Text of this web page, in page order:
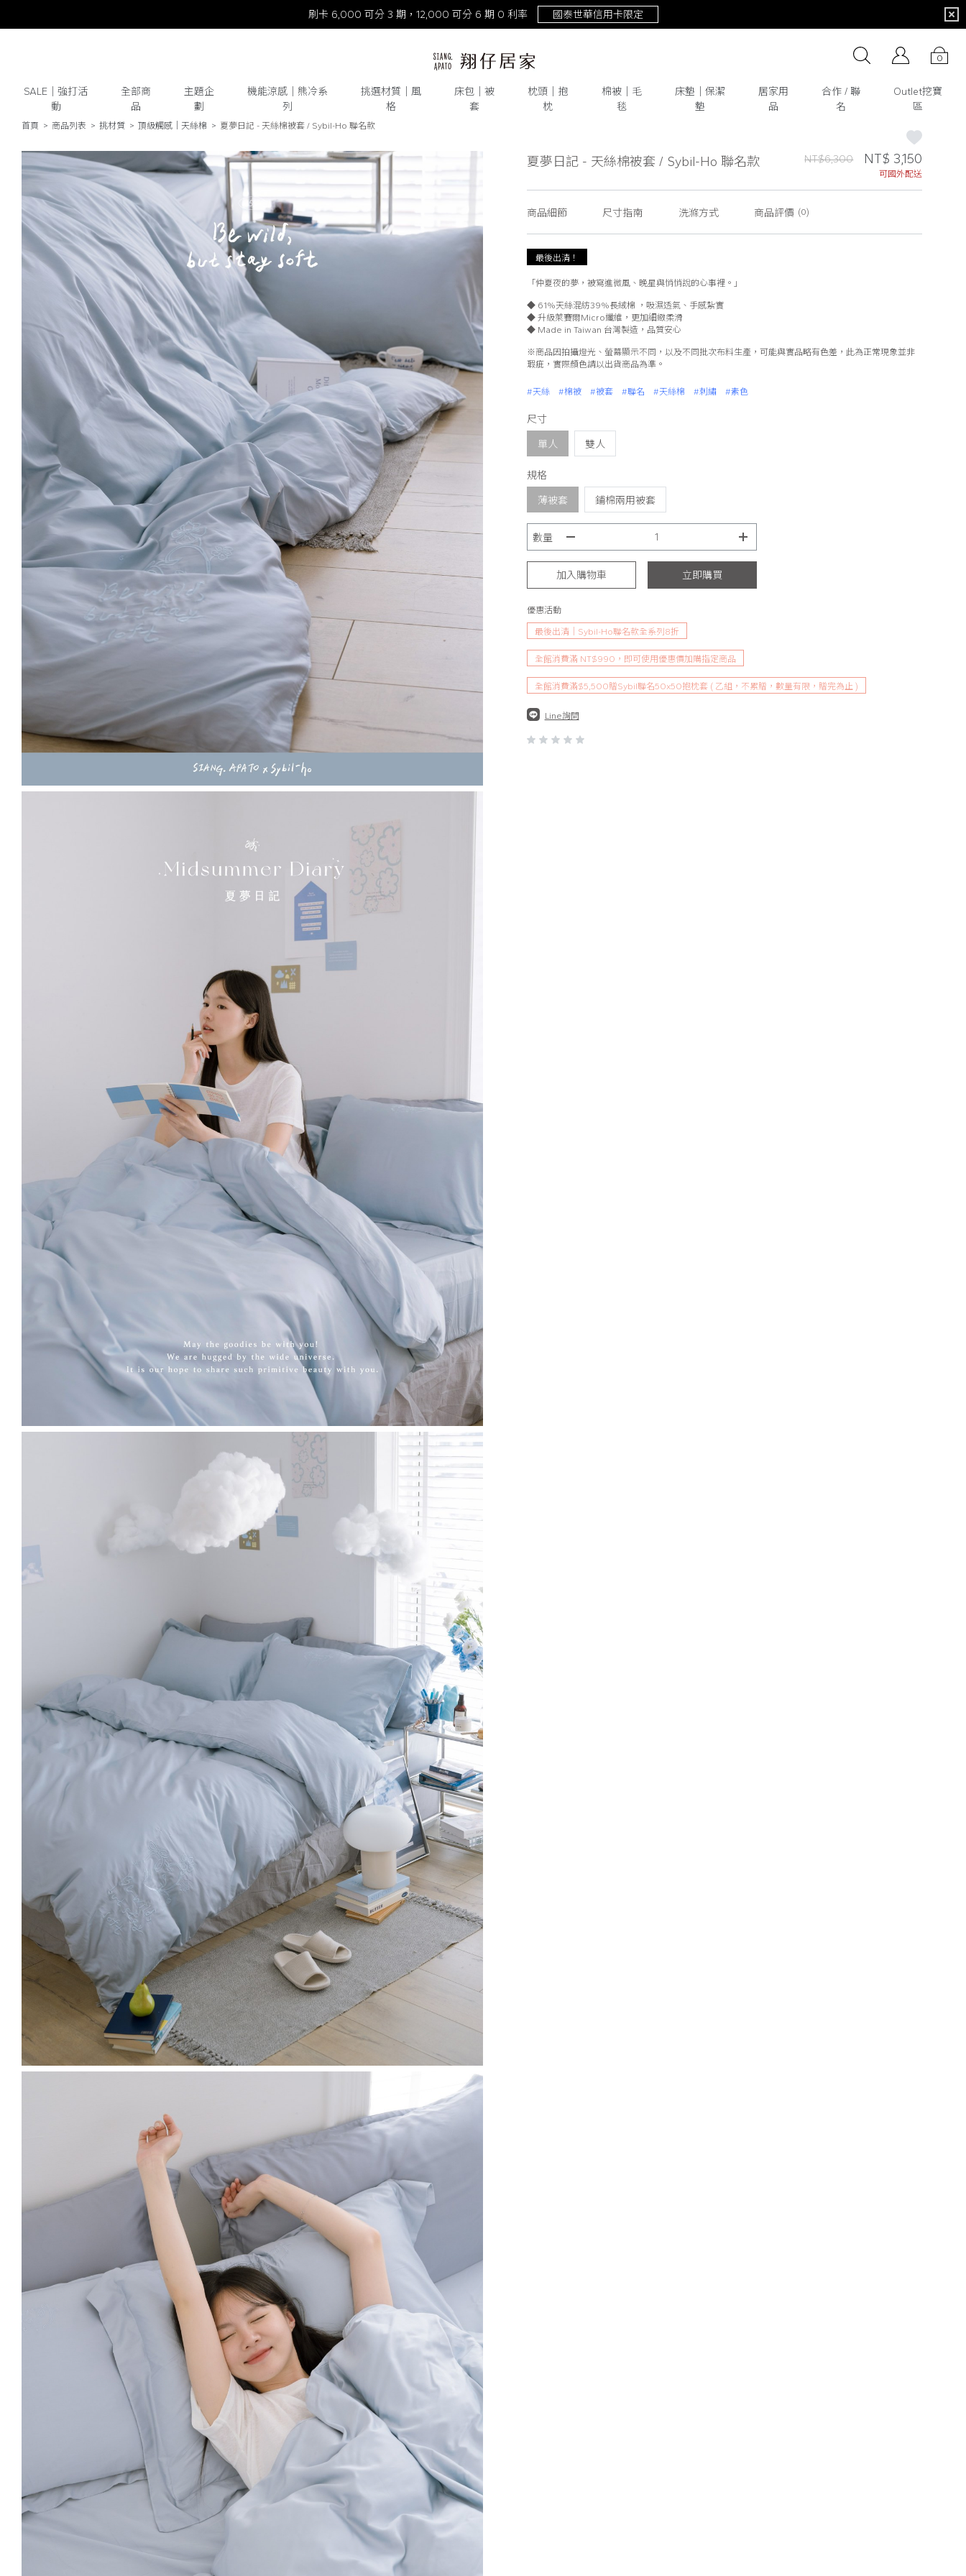
NEW！激涼熊冷。重磅回歸 去年銷量破萬件！
0
SALE｜強打活
動
全部商
品
主題企
劃
機能涼感｜熊冷系
列
挑選材質│風
格
床包│被
套
枕頭│抱
枕
棉被│毛
毯
床墊│保潔
墊
居家用
品
合作 / 聯
名
Outlet挖寶
區
首頁 商品列表 挑材質 頂級觸感│天絲棉 夏夢日記 - 天絲棉被套 / Sybil-Ho 聯名款
夏夢日記 - 天絲棉被套 / Sybil-Ho 聯名款 NT$6,300 NT$ 3,150
可國外配送
最後出清！
「仲夏夜的夢，被寫進微風、晚星與悄悄說的心事裡。」
◆ 61%天絲混紡39%長絨棉 ，吸濕透氣、手感紮實
◆ 升級萊賽爾Micro纖維，更加細緻柔滑
◆ Made in Taiwan 台灣製造，品質安心
※商品因拍攝燈光、螢幕顯示不同，以及不同批次布料生產，可能與實品略有色差，此為正常現象並非
瑕疵，實際顏色請以出貨商品為準。
#天絲 #棉被 #被套 #聯名 #天絲棉 #刺繡 #素色
尺寸
單人 雙人
規格
薄被套 鋪棉兩用被套
數量
加入購物車 立即購買
優惠活動
最後出清｜Sybil-Ho聯名款全系列8折
全館消費滿 NT$990，即可使用優惠價加購指定商品
全館消費滿$5,500贈Sybil聯名50x50抱枕套 ( 乙組，不累贈，數量有限，贈完為止 )
Line詢問
商品細節 尺寸指南 洗滌方式 商品評價 (0)